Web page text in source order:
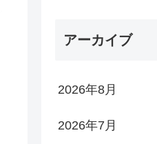
アーカイブ
2026年8月
2026年7月